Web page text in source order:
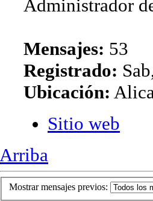
Administrador
Mensajes: 53
Registrado:
Ubicación:
Sitio web
Arriba
Mostrar mensajes previos: